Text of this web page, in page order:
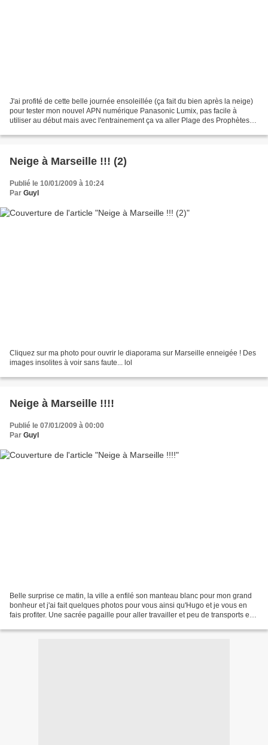
J'ai profité de cette belle journée ensoleillée (ça fait du bien après la neige)
pour tester mon nouvel APN numérique Panasonic Lumix, pas facile à
utiliser au début mais avec l'entrainement ça va aller Plage des Prophètes
Neige à Marseille !!! (2)
Publié le 10/01/2009 à 10:24
Par Guyl
Cliquez sur ma photo pour ouvrir le diaporama sur Marseille enneigée ! Des
images insolites à voir sans faute... lol
Neige à Marseille !!!!
Publié le 07/01/2009 à 00:00
Par Guyl
Belle surprise ce matin, la ville a enfilé son manteau blanc pour mon grand
bonheur et j'ai fait quelques photos pour vous ainsi qu'Hugo et je vous en
fais profiter. Une sacrée pagaille pour aller travailler et peu de transports en